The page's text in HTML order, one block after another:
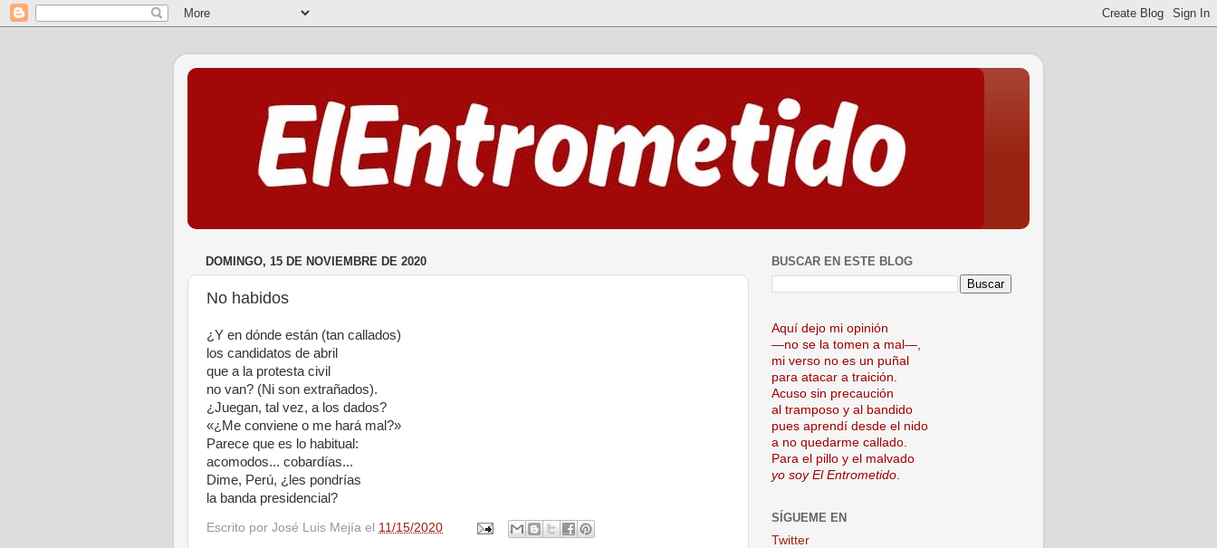
DOMINGO, 15 DE NOVIEMBRE DE 2020
No habidos
¿Y en dónde están (tan callados)
los candidatos de abril
que a la protesta civil
no van? (Ni son extrañados).
¿Juegan, tal vez, a los dados?
«¿Me conviene o me hará mal?»
Parece que es lo habitual:
acomodos... cobardías...
Dime, Perú, ¿les pondrías
la banda presidencial?
Escrito por José Luis Mejía el 11/15/2020
BUSCAR EN ESTE BLOG
Aquí dejo mi opinión
—no se la tomen a mal—,
mi verso no es un puñal
para atacar a traición.
Acuso sin precaución
al tramposo y al bandido
pues aprendí desde el nido
a no quedarme callado.
Para el pillo y el malvado
yo soy El Entrometido
SÍGUEME EN
Twitter